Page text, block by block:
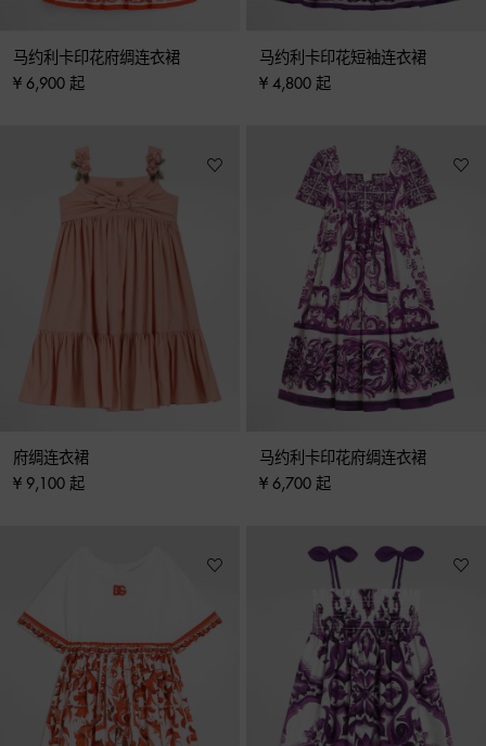
马约利卡印花府绸连衣裙
¥ 6,900 起
马约利卡印花短袖连衣裙
¥ 4,800 起
府绸连衣裙
¥ 9,100 起
马约利卡印花府绸连衣裙
¥ 6,700 起